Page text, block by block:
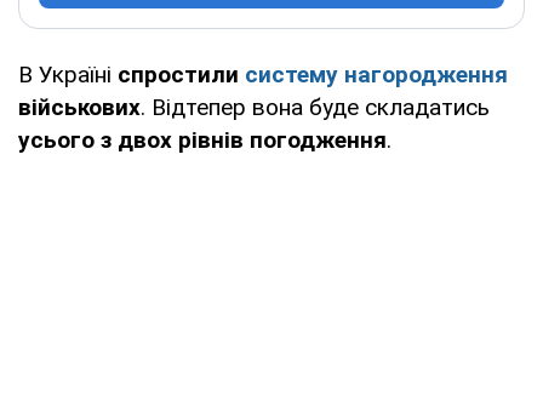
В Україні спростили систему нагородження
військових. Відтепер вона буде складатись
усього з двох рівнів погодження.